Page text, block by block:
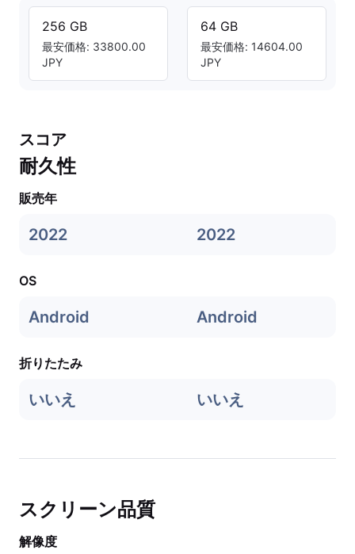
256 GB
最安価格: 33800.00
JPY
64 GB
最安価格: 14604.00
JPY
スコア
耐久性
販売年
2022 2022
OS
Android Android
折りたたみ
いいえ いいえ
スクリーン品質
解像度